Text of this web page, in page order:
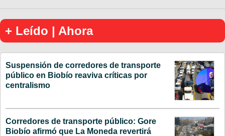
+ Leído | Ahora
Suspensión de corredores de transporte
público en Biobío reaviva críticas por
centralismo
Corredores de transporte público: Gore
Biobío afirmó que La Moneda revertirá